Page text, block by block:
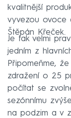
kvalitnější
vyvezou ovoce
Štěpán Křeček.
Je tak velmi
jedním z
Připomeňme,
zdražení o 25
počítat se
sezónnímu
na podzim a v